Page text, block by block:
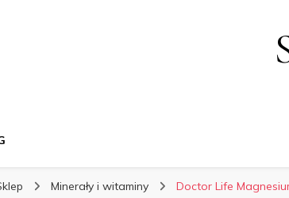
Minerały i witaminy Doctor Life